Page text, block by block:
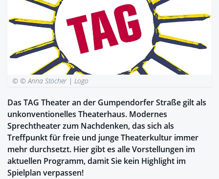
© © Anna Stöcher |Logo
Das TAG Theater an der Gumpendorfer Straße gilt als
unkonventionelles Theaterhaus. Modernes
Sprechtheater zum Nachdenken, das sich als
Treffpunkt für freie und junge Theaterkultur immer
mehr durchsetzt. Hier gibt es alle Vorstellungen im
aktuellen Programm, damit Sie kein Highlight im
Spielplan verpassen!